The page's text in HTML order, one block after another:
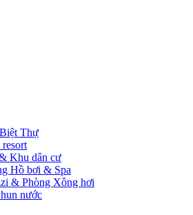
Thự
Khu dân cư
Hồ bơi & Spa
& Phòng Xông hơi
nước